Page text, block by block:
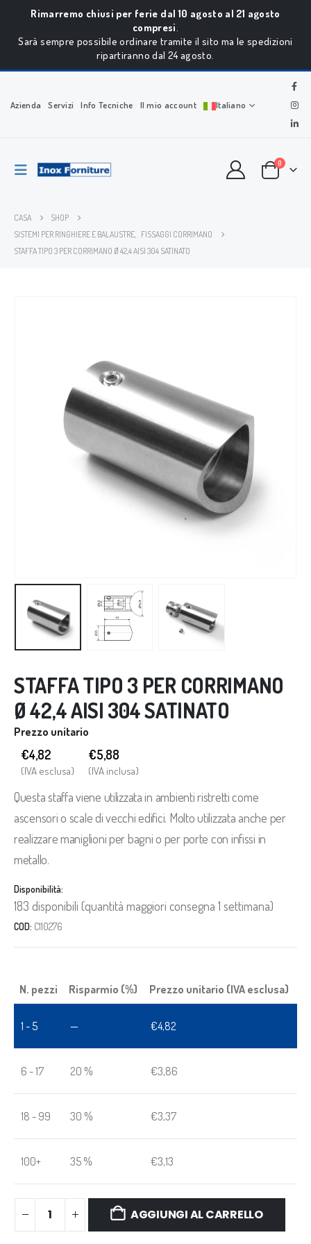
Rimarremo chiusi per ferie dal 10 agosto al 21 agosto
compresi.
Sarà sempre possibile ordinare tramite il sito ma le spedizioni
ripartiranno dal 24 agosto.
Azienda Servizi Info Tecniche Il mio account Italiano
0
CASA
SHOP
SISTEMI PER RINGHIERE E BALAUSTRE, FISSAGGI CORRIMANO
STAFFA TIPO 3 PER CORRIMANO Ø 42,4 AISI 304 SATINATO
STAFFA TIPO 3 PER CORRIMANO
Ø 42,4 AISI 304 SATINATO
Prezzo unitario
€4,82
(IVA esclusa)
€5,88
(IVA inclusa)
Questa staffa viene utilizzata in ambienti ristretti come
ascensori o scale di vecchi edifici. Molto utilizzata anche per
realizzare maniglioni per bagni o per porte con infissi in
metallo.
Disponibilità:
183 disponibili (quantità maggiori consegna 1 settimana)
COD: C110276
N. pezzi Risparmio (%) Prezzo unitario (IVA esclusa)
1 - 5 — €4,82
6 - 17 20 % €3,86
18 - 99 30 % €3,37
100+ 35 % €3,13
AGGIUNGI AL CARRELLO